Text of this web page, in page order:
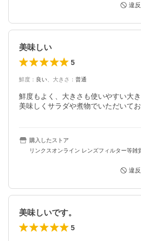
違
美味しい
5
鮮度 ： 良い 大きさ ： 普通
鮮度もよく、大きさも使いやすい大
美味しくサラダや煮物でいただいてお
購入したストア
リンクスオンライン レンズフィルター等雑
違
美味しいです。
5